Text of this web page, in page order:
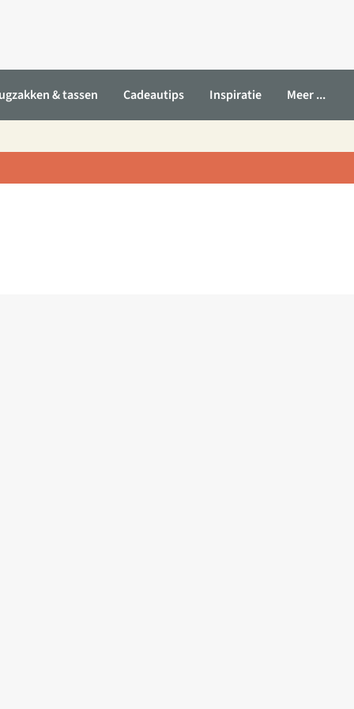
& tassen Cadeautips Inspiratie Meer ...